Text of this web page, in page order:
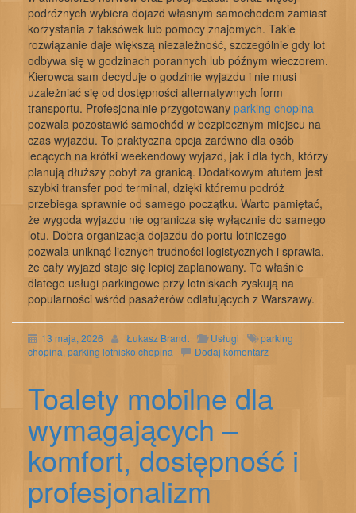
podróżnych wybiera dojazd własnym samochodem zamiast
korzystania z taksówek lub pomocy znajomych. Takie
rozwiązanie daje większą niezależność, szczególnie gdy lot
odbywa się w godzinach porannych lub późnym wieczorem.
Kierowca sam decyduje o godzinie wyjazdu i nie musi
uzależniać się od dostępności alternatywnych form
transportu. Profesjonalnie przygotowany parking chopina
pozwala pozostawić samochód w bezpiecznym miejscu na
czas wyjazdu. To praktyczna opcja zarówno dla osób
lecących na krótki weekendowy wyjazd, jak i dla tych, którzy
planują dłuższy pobyt za granicą. Dodatkowym atutem jest
szybki transfer pod terminal, dzięki któremu podróż
przebiega sprawnie od samego początku. Warto pamiętać,
że wygoda wyjazdu nie ogranicza się wyłącznie do samego
lotu. Dobra organizacja dojazdu do portu lotniczego
pozwala uniknąć licznych trudności logistycznych i sprawia,
że cały wyjazd staje się lepiej zaplanowany. To właśnie
dlatego usługi parkingowe przy lotniskach zyskują na
popularności wśród pasażerów odlatujących z Warszawy.
13 maja, 2026 Łukasz Brandt Usługi
parking
chopina parking lotnisko chopina Dodaj komentarz
Toalety mobilne dla
wymagających –
komfort, dostępność i
profesjonalizm